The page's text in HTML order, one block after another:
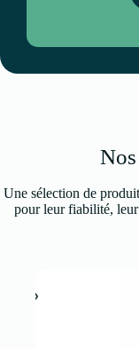
Une sélection de
pour leur fiabilité, leur